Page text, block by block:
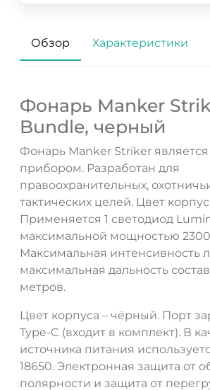
Обзор Характеристики
Фонарь Manker
Bundle, черный
Фонарь Manker Striker является
прибором. Разработан для
правоохранительных,
тактических целей. Цвет
Применяется 1 светодиод
максимальной мощностью
Максимальная интенсивность
максимальная дальность
метров.
Цвет корпуса – чёрный. Порт
Type-C (входит в комплект). В
источника питания
18650. Электронная защита от
полярности и защита от